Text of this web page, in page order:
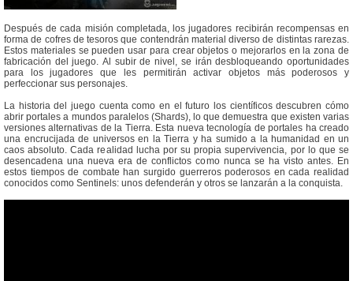
Después de cada misión completada, los jugadores recibirán recompensas en
forma de cofres de tesoros que contendrán material diverso de distintas rarezas.
Estos materiales se pueden usar para crear objetos o mejorarlos en la zona de
fabricación del juego. Al subir de nivel, se irán desbloqueando oportunidades
para los jugadores que les permitirán activar objetos más poderosos y
perfeccionar sus personajes.
La historia del juego cuenta como en el futuro los científicos descubren cómo
abrir portales a mundos paralelos (Shards), lo que demuestra que existen varias
versiones alternativas de la Tierra. Esta nueva tecnología de portales ha creado
una encrucijada de universos en la Tierra y ha sumido a la humanidad en un
caos absoluto. Cada realidad lucha por su propia supervivencia, por lo que se
desencadena una nueva era de conflictos como nunca se ha visto antes. En
estos tiempos de combate han surgido guerreros poderosos en cada realidad
conocidos como Sentinels: unos defenderán y otros se lanzarán a la conquista.